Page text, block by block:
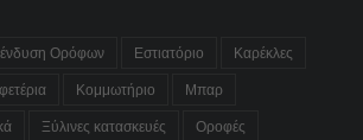
Ορόφων Εστιατόριο Καρέκλες
Κομμωτήριο Μπαρ
Ξύλινες κατασκευές Οροφές